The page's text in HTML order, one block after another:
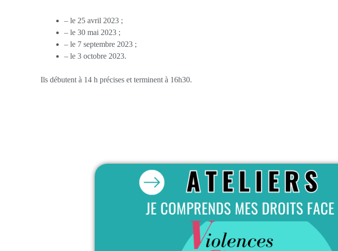
– le 25 avril 2023 ;
– le 30 mai 2023 ;
– le 7 septembre 2023 ;
– le 3 octobre 2023.
Ils débutent à 14 h précises et terminent à 16h30.